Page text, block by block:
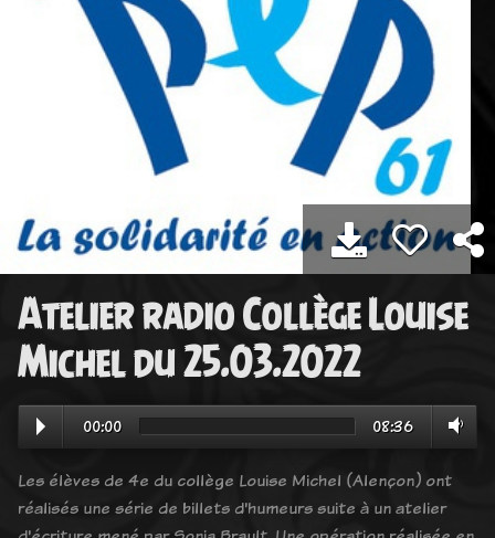
Atelier radio Collège Louise
Michel du 25.03.2022
00:00 08:36
Les élèves de 4e du collège Louise Michel (Alençon) ont
réalisés une série de billets d'humeurs suite à un atelier